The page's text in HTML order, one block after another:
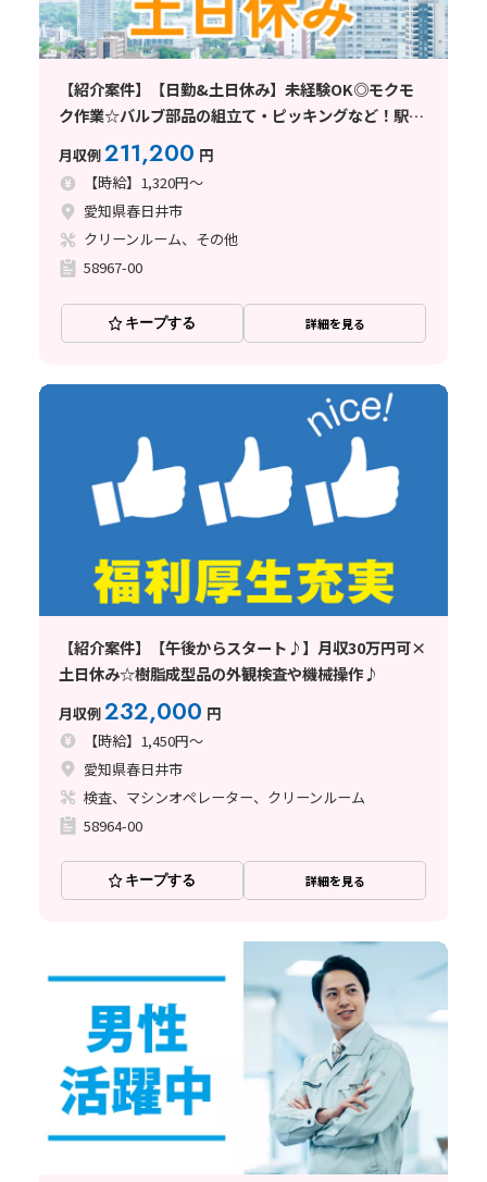
【紹介案件】【日勤&土日休み】未経験OK◎モクモ
ク作業☆バルブ部品の組立て・ピッキングなど！駅チ
カ徒歩10分♪
月収例211,200 円
【時給】1,320円～
愛知県春日井市
クリーンルーム、その他
58967-00
キープする 詳細を見る
【紹介案件】【午後からスタート♪】月収30万円可×
土日休み☆樹脂成型品の外観検査や機械操作♪
月収例232,000 円
【時給】1,450円～
愛知県春日井市
検査、マシンオペレーター、クリーンルーム
58964-00
キープする 詳細を見る